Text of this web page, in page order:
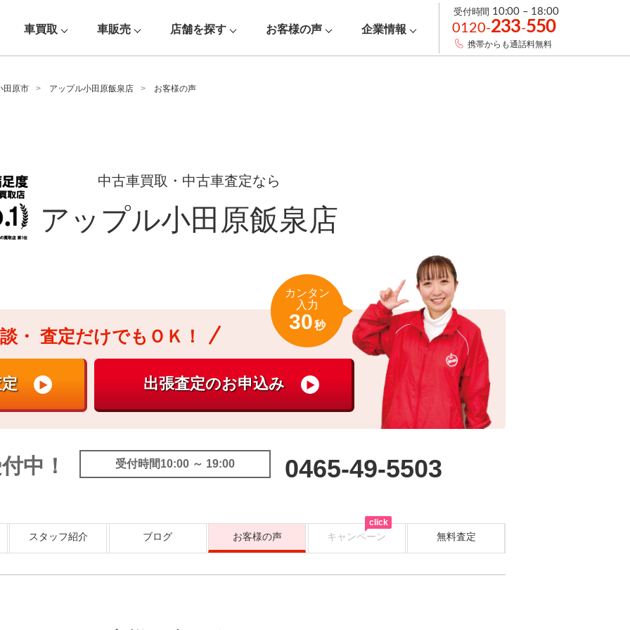
車買取 車販売 店舗を探す お客様の声 企業情報
受付時間 10:00 – 18:00
0120-233-550
携帯からも通話料無料
田原市 アップル小田原飯泉店 お客様の声
中古車買取・中古車査定なら
アップル小田原飯泉店
・ 査定だけでもＯＫ！
カンタン
入力
30秒
中！ 受付時間10:00 ～ 19:00 0465-49-5503
スタッフ紹介 ブログ お客様の声 キャンペーン 無料査定
click